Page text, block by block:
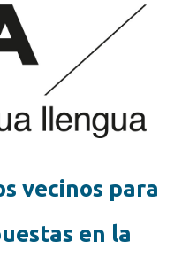
vecinos para
en la